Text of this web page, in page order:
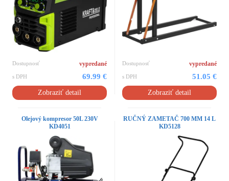
Dostupnosť vypredané
s DPH 69.99 €
Zobraziť detail
Dostupnosť vypredané
s DPH 51.05 €
Zobraziť detail
Olejový kompresor 50L 230V
KD4051
RUČNÝ ZAMETAČ 700 MM 14 L
KD5128